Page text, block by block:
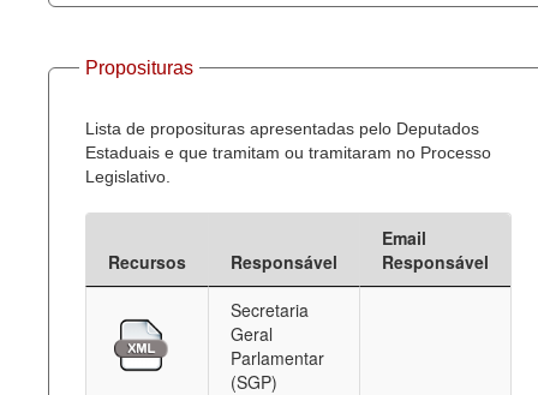
Proposituras
Lista de proposituras apresentadas pelo Deputados
Estaduais e que tramitam ou tramitaram no Processo
Legislativo.
Recursos Responsável
Email
Responsável
Secretaria
Geral
Parlamentar
(SGP)